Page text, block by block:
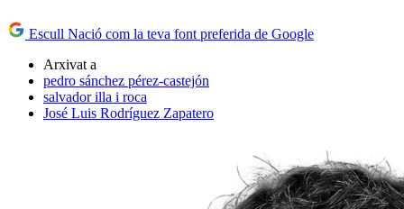
Escull Nació com la teva font preferida de Google
Arxivat a
pedro sánchez pérez-castejón
salvador illa i roca
José Luis Rodríguez Zapatero